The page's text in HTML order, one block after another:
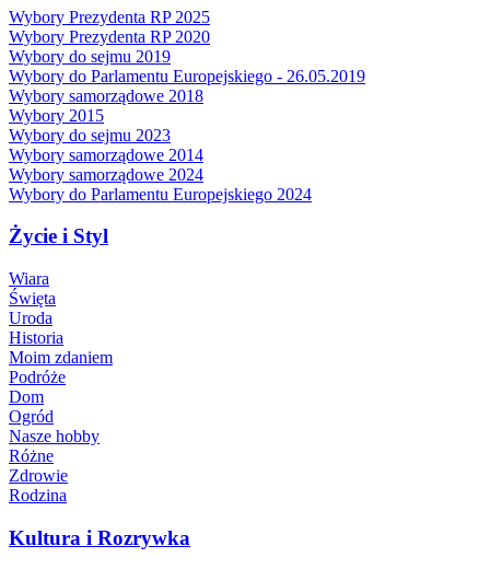
Wybory Prezydenta RP 2025
Wybory Prezydenta RP 2020
Wybory do sejmu 2019
Wybory do Parlamentu Europejskiego - 26.05.2019
Wybory samorządowe 2018
Wybory 2015
Wybory do sejmu 2023
Wybory samorządowe 2014
Wybory samorządowe 2024
Wybory do Parlamentu Europejskiego 2024
Życie i Styl
Wiara
Święta
Uroda
Historia
Moim zdaniem
Podróże
Dom
Ogród
Nasze hobby
Różne
Zdrowie
Rodzina
Kultura i Rozrywka